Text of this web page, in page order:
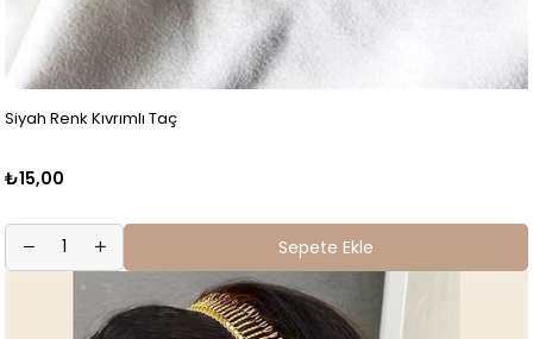
Siyah Renk Kıvrımlı Taç
₺15,00
Sepete Ekle